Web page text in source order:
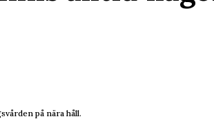
på nära håll.